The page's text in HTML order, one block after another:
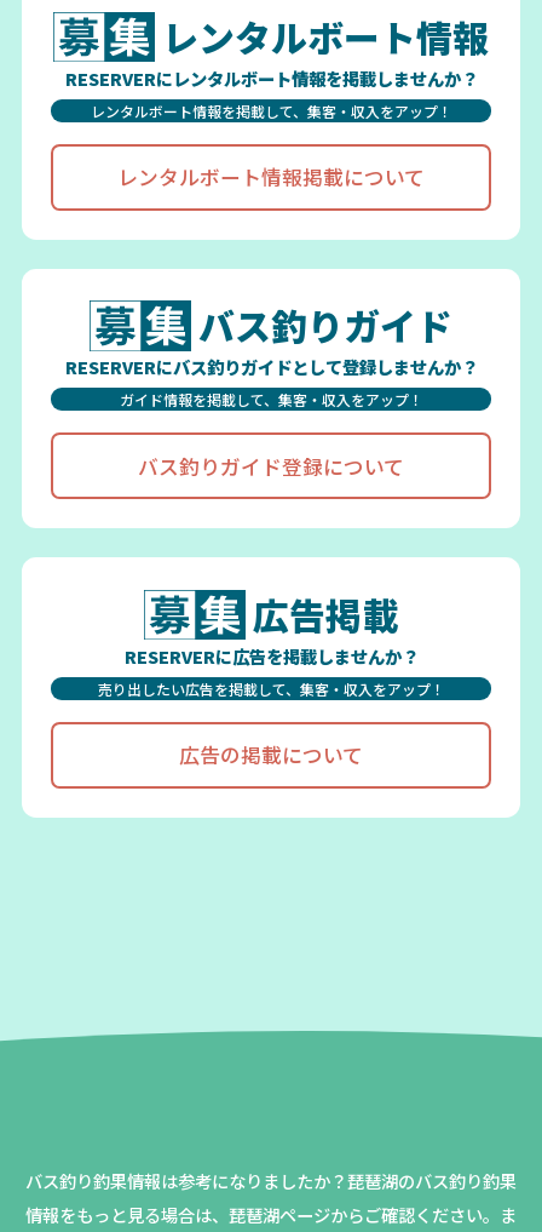
レンタルボート情報
RESERVERにレンタルボート情報を掲載しませんか？
レンタルボート情報を掲載して、集客・収入をアップ！
レンタルボート情報掲載について
バス釣りガイド
RESERVERにバス釣りガイドとして登録しませんか？
ガイド情報を掲載して、集客・収入をアップ！
バス釣りガイド登録について
広告掲載
RESERVERに広告を掲載しませんか？
売り出したい広告を掲載して、集客・収入をアップ！
広告の掲載について
バス釣り釣果情報は参考になりましたか？琵琶湖のバス釣り釣果
情報をもっと見る場合は、琵琶湖ページからご確認ください。 ま